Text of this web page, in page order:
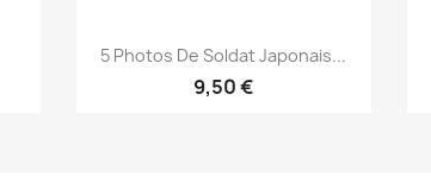
Aperçu rapide
5 Photos De Soldat Japonais...
9,50 €